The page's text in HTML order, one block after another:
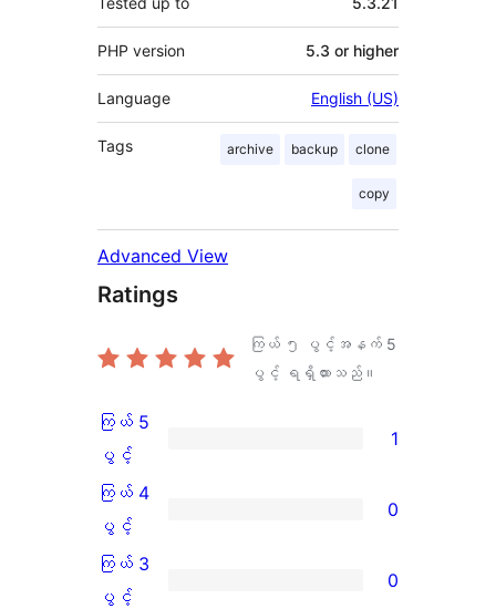
PHP version 5.3 or higher
Language English (US)
Tags archive backup clone
copy
Advanced View
Ratings
ကြယ် ၅ ပွင့်အနက် 5
ပွင့် ရရှိထားသည်။
ကြယ်
5
ပွင့်
အဆင့်
သုံးသပ်
ကြယ် 5
ပွင့်
1
ကြယ်
4
ပွင့်
ကြယ် 4
ပွင့်
0
ကြယ်
ကြယ် 3
ပွင့်
0